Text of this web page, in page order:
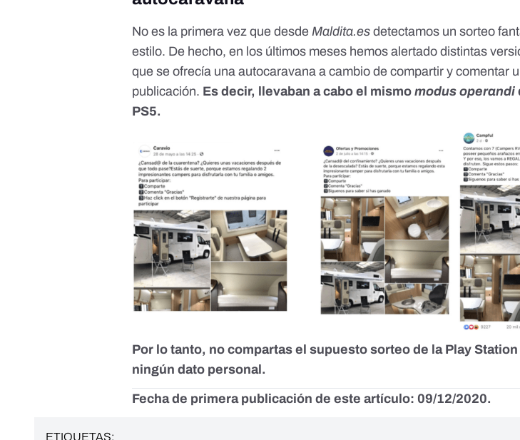
No es la primera vez que desde Maldita.es detectamos un sorteo
estilo. De hecho, en los últimos meses hemos alertado distintas
que se ofrecía una autocaravana a cambio de compartir y comentar
publicación. Es decir, llevaban a cabo el mismomodus operandi
PS5.
Por lo tanto, no compartas el supuesto sorteo de la Play
ningún dato personal.
Fecha de primera publicación de este artículo: 09/12/2020.
ETIQUETAS: